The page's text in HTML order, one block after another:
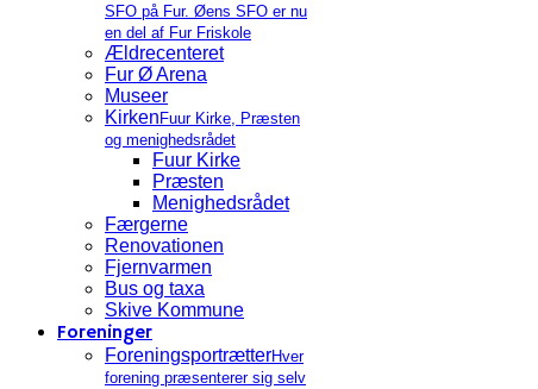
SFO på Fur. Øens SFO er nu
en del af Fur Friskole
Ældrecenteret
Fur Ø Arena
Museer
Kirken Fuur Kirke, Præsten
og menighedsrådet
Fuur Kirke
Præsten
Menighedsrådet
Færgerne
Renovationen
Fjernvarmen
Bus og taxa
Skive Kommune
Foreninger
ForeningsportrætterHver
forening præsenterer sig selv